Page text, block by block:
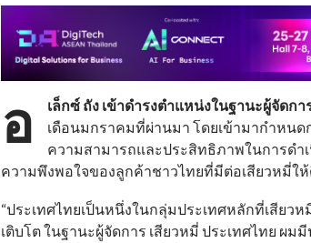
อ เล็กซ์ ถัง เข้าดำรงตำแหน่งในฐานะผู้จัดกา
เดือนมกราคมที่ผ่านมา โดยเข้ามากำหน
ความสามารถและประสิทธิภาพในการดำ
ความพึงพอใจของลูกค้าชาวไทยที่มีต่อเสียวหมี่ใ
“ประเทศไทยเป็นหนึ่งในกลุ่มประเทศหลักที่เสีย
เติบโต ในฐานะผู้จัดการ เสียวหมี่ ประเทศไทย